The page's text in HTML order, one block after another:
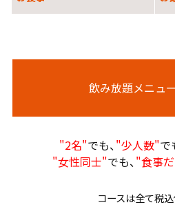
飲み放題メニュ
"2名"でも、 "少人数"で
"女性同士"でも、 "食事
コースは全て税